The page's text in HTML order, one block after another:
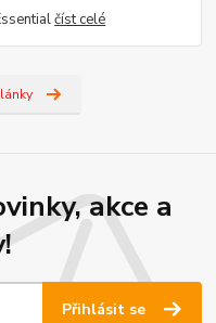
číst celé
akce a
Přihlásit se